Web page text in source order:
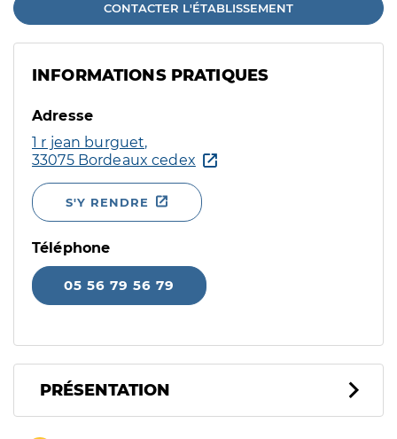
CONTACTER L'ÉTABLISSEMENT
INFORMATIONS PRATIQUES
Adresse
1 r jean burguet,
33075 Bordeaux cedex
S'Y RENDRE
Téléphone
05 56 79 56 79
PRÉSENTATION